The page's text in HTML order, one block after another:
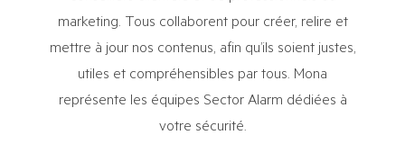
marketing. Tous collaborent pour créer, relire et
mettre à jour nos contenus, afin qu’ils soient justes,
utiles et compréhensibles par tous. Mona
représente les équipes Sector Alarm dédiées à
votre sécurité.